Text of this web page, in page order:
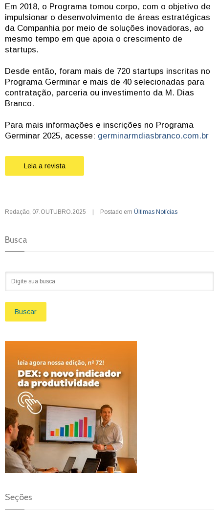
Em 2018, o Programa tomou corpo, com o objetivo de
impulsionar o desenvolvimento de áreas estratégicas
da Companhia por meio de soluções inovadoras, ao
mesmo tempo em que apoia o crescimento de
startups.
Desde então, foram mais de 720 startups inscritas no
Programa Germinar e mais de 40 selecionadas para
contratação, parceria ou investimento da M. Dias
Branco.
Para mais informações e inscrições no Programa
Germinar 2025, acesse: germinarmdiasbranco.com.br
Leia a revista
Redação 07.OUTUBRO.2025 | Postado em Últimas Notícias
Busca
Buscar
Seções